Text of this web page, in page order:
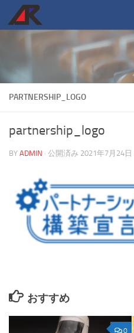
コンテンツへスキップ
PARTNERSHIP_LOGO
partnership_logo
BY ADMIN · 公開済み 2021年7月24日
おすすめ
0